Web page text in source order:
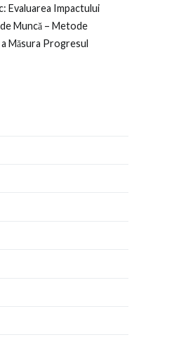
Evaluarea Impactului
Muncă – Metode
Măsura Progresul